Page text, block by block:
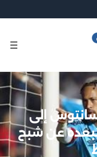
سانتوس إلى
عن شبح